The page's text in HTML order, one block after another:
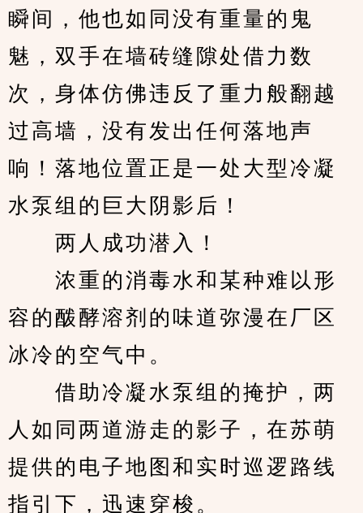
瞬间，他也如同没有重量的鬼
魅，双手在墙砖缝隙处借力数
次，身体仿佛违反了重力般翻越
过高墙，没有发出任何落地声
响！落地位置正是一处大型冷凝
水泵组的巨大阴影后！
两人成功潜入！
浓重的消毒水和某种难以形
容的酦酵溶剂的味道弥漫在厂区
冰冷的空气中。
借助冷凝水泵组的掩护，两
人如同两道游走的影子，在苏萌
提供的电子地图和实时巡逻路线
指引下，迅速穿梭。